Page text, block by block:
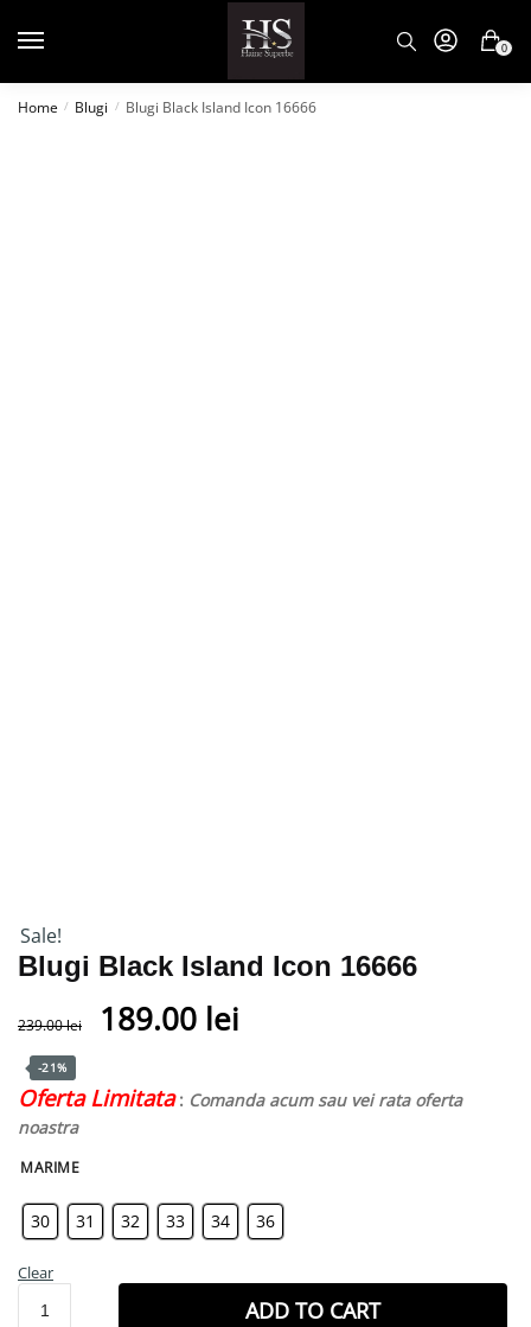
0
Home / Blugi / Blugi Black Island Icon 16666
Sale!
Blugi Black Island Icon 16666
239.00lei 189.00 lei
-21%
Oferta Limitata : Comanda acum sau vei rata oferta
noastra
MARIME
30 31 32 33 34 36
Clear
ADD TO CART